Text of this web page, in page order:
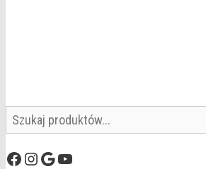
Szukaj
Facebook
Instagram
GoogleYouTube